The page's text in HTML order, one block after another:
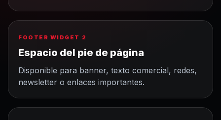
FOOTER WIDGET 2
Espacio del pie de página
Disponible para banner, texto comercial, redes,
newsletter o enlaces importantes.